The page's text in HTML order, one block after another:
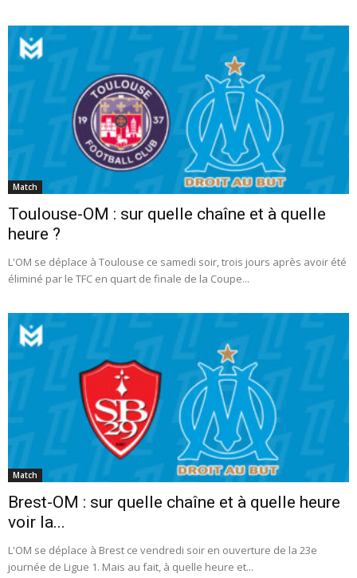
Match
Toulouse-OM : sur quelle chaîne et à quelle
heure ?
L'OM se déplace à Toulouse ce samedi soir, trois jours après avoir été
éliminé par le TFC en quart de finale de la Coupe...
Match
Brest-OM : sur quelle chaîne et à quelle heure
voir la...
L'OM se déplace à Brest ce vendredi soir en ouverture de la 23e
journée de Ligue 1. Mais au fait, à quelle heure et...